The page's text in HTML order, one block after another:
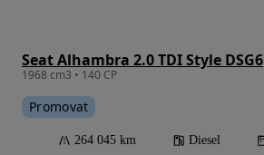
Seat Alhambra 2.0 TDI Style DSG6
1968 cm3 • 140 CP
Promovat
264 045 km Diesel